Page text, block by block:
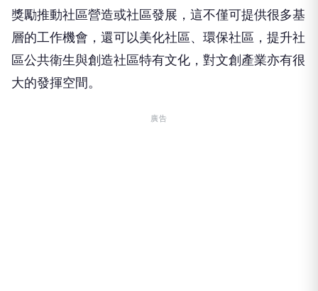
獎勵推動社區營造或社區發展，這不僅可提供很多基
層的工作機會，還可以美化社區、環保社區，提升社
區公共衛生與創造社區特有文化，對文創產業亦有很
大的發揮空間。
廣告